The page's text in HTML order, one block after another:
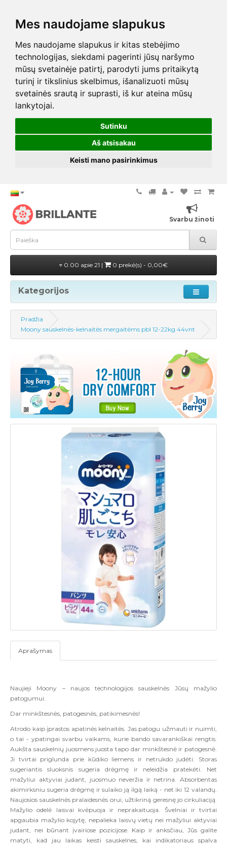
Mes naudojame slapukus
Mes naudojame slapukus ir kitas stebėjimo
technologijas, siekdami pagerinti jūsų naršymo
mūsų svetainėje patirtį, parodyti jums pritaikytą
turinį ir tikslinius skelbimus, išanalizuoti mūsų
svetainės srautą ir suprasti, iš kur ateina mūsų
lankytojai.
Sutinku
Aš atsisakau
Keisti mano pasirinkimus
Svarbu žinoti
0.00 apie 21 | 0 prekė(s) - 0,00€
Kategorijos
Pradžia
Moony sauskelnės-kelnaitės mergaitėms pbl 12-22kg 44vnt
Aprašymas
Naujieji Moony – naujos technologijos sauskelnės Jūsų mažylio
patogumui.
Dar minkštesnės, patogesnės, patikimesnės!
Atrodo kaip įprastos apatinės kelnaitės. Jas patogu užmauti ir nuimti,
o tai - ypatingai svarbu vaikams, kurie bando savarankiškai rengtis.
Aukšta sauskelnių juosmens juosta tapo dar minkštesnė ir patogesnė.
Ji tvirtai priglunda prie kūdiko liemens ir netrukdo judėti. Storas
sugeriantis sluoksnis sugeria drėgmę ir neleidžia pratekėti. Net
mažyliui aktyviai judant, juosmuo neveržia ir netrina. Absorbentas
akimirksniu sugeria drėgmę ir sulaiko ją ilgą laiką - net iki 12 valandų.
Naujosios sauskelnės pralaidesnės orui, užtikriną geresnę jo cirkuliaciją.
Mažylio odelė laisvai kvėpuoja ir neprakaituoja. Švelniai ir tvirtai
apgaubia mažylio kojytę, nepalieka laisvų vietų nei mažyliui aktyviai
judant, nei būnant įvairiose pozicijose. Kaip ir anksčiau, Jūs galite
matyti, kad jau laikas keisti sauskelnes, kai indikatoriaus spalva